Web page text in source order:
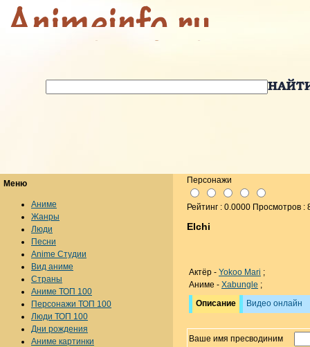
Персонажи
Рейтинг : 0.0000 Просмотров :
Elchi
Актёр - Yokoo Mari ;
Аниме - Xabungle ;
Описание
Видео онлайн
Ваше имя пресводиним
Меню
Аниме
Жанры
Люди
Песни
Anime Студии
Вид аниме
Страны
Аниме ТОП 100
Персонажи ТОП 100
Люди ТОП 100
Дни рождения
Аниме картинки